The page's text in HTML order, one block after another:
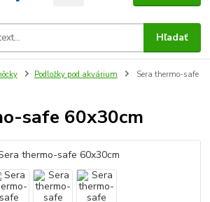
Hľadať
Podložky pod akvárium
Sera thermo-safe
safe 60x30cm